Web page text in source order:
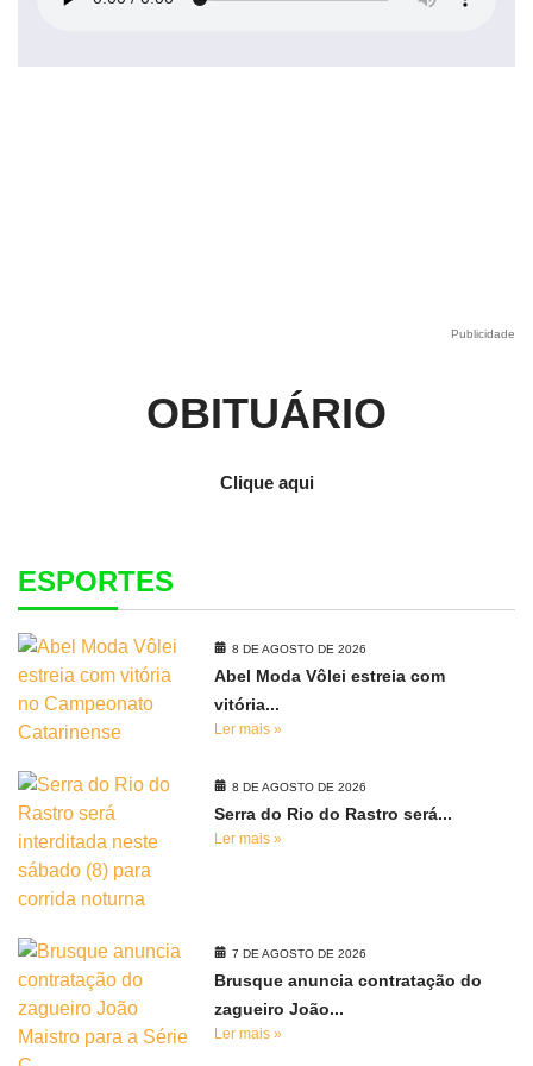
Publicidade
OBITUÁRIO
Clique aqui
ESPORTES
8 DE AGOSTO DE 2026
Abel Moda Vôlei estreia com
vitória...
Ler mais »
8 DE AGOSTO DE 2026
Serra do Rio do Rastro será...
Ler mais »
7 DE AGOSTO DE 2026
Brusque anuncia contratação do
zagueiro João...
Ler mais »